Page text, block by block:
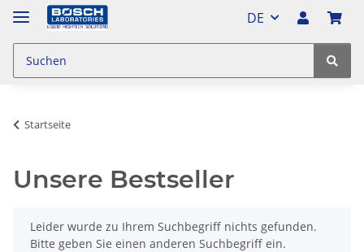
DE
Startseite
Unsere Bestseller
xLeider wurde zu Ihrem Suchbegriff nichts gefunden.
Bitte geben Sie einen anderen Suchbegriff ein.